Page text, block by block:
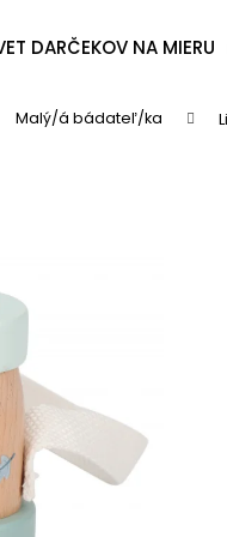
DARČEKOV NA MIERU
Malý/á bádateľ/ka
Čo